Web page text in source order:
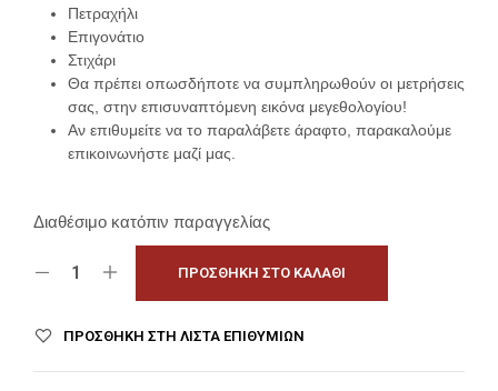
Πετραχήλι
Επιγονάτιο
Στιχάρι
Θα πρέπει οπωσδήποτε να συμπληρωθούν οι μετρήσεις
σας, στην επισυναπτόμενη εικόνα μεγεθολογίου!
Αν επιθυμείτε να το παραλάβετε άραφτο, παρακαλούμε
επικοινωνήστε μαζί μας.
Διαθέσιμο κατόπιν παραγγελίας
ΠΡΟΣΘΉΚΗ ΣΤΟ ΚΑΛΆΘΙ
ΠΡΟΣΘΉΚΗ ΣΤΗ ΛΊΣΤΑ ΕΠΙΘΥΜΙΏΝ